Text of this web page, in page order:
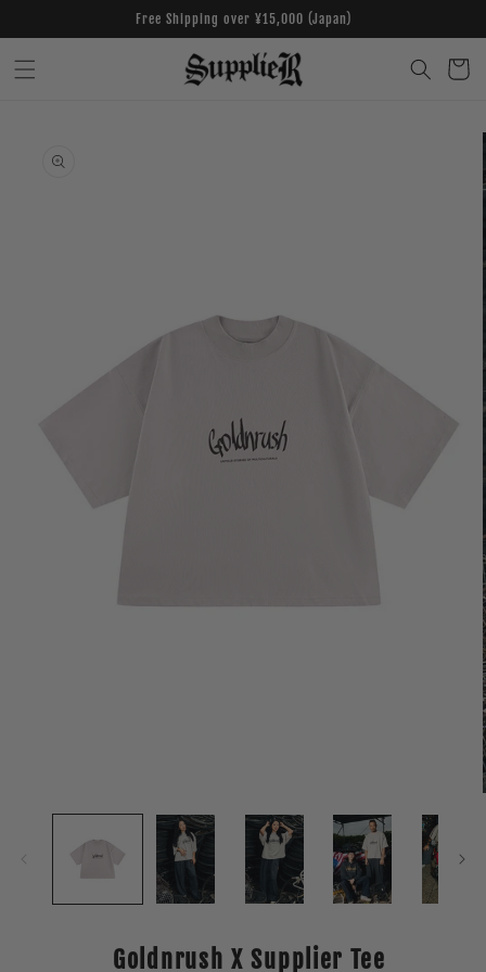
content
Free Shipping over ¥15,000 (Japan)
Cart
product
information
media
Goldnrush X Supplier Tee